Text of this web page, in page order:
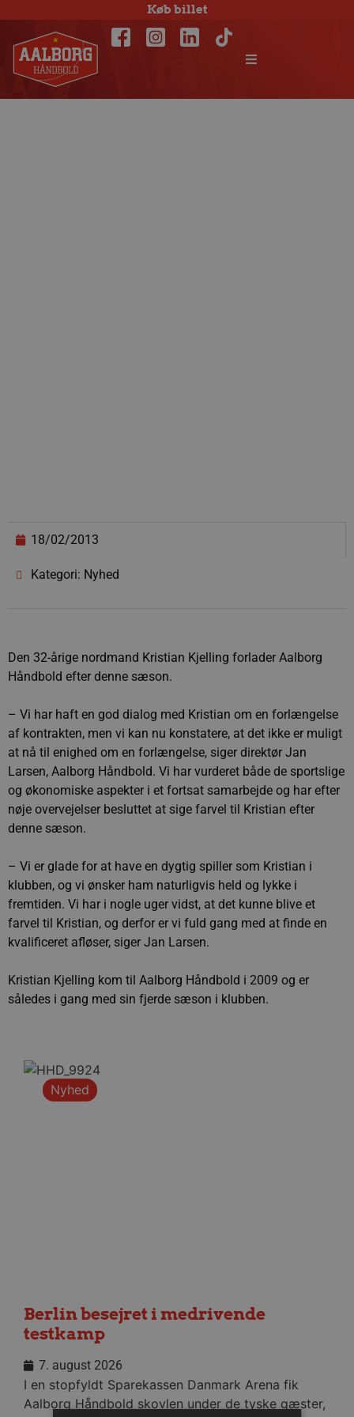
Køb billet
18/02/2013
Kategori: Nyhed
Den 32-årige nordmand Kristian Kjelling forlader Aalborg
Håndbold efter denne sæson.
– Vi har haft en god dialog med Kristian om en forlængelse
af kontrakten, men vi kan nu konstatere, at det ikke er muligt
at nå til enighed om en forlængelse, siger direktør Jan
Larsen, Aalborg Håndbold. Vi har vurderet både de sportslige
og økonomiske aspekter i et fortsat samarbejde og har efter
nøje overvejelser besluttet at sige farvel til Kristian efter
denne sæson.
– Vi er glade for at have en dygtig spiller som Kristian i
klubben, og vi ønsker ham naturligvis held og lykke i
fremtiden. Vi har i nogle uger vidst, at det kunne blive et
farvel til Kristian, og derfor er vi fuld gang med at finde en
kvalificeret afløser, siger Jan Larsen.
Kristian Kjelling kom til Aalborg Håndbold i 2009 og er
således i gang med sin fjerde sæson i klubben.
Nyhed
Berlin besejret i medrivende
testkamp
7. august 2026
I en stopfyldt Sparekassen Danmark Arena fik
Aalborg Håndbold skovlen under de tyske gæster,